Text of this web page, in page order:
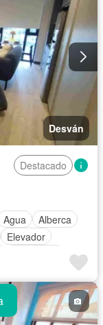
Desván
Destacado
Agua
Alberca
Elevador